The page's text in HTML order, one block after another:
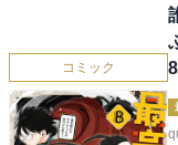
コミック